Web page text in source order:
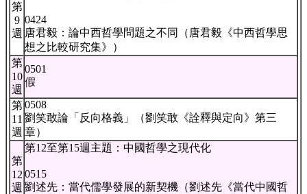
第
9
週
0424
唐君毅：論中西哲學問題之不同（唐君毅《中西哲學思
想之比較研究集》）
第
10
週
0501
假
第
11
週
0508
劉笑敢論「反向格義」（劉笑敢《詮釋與定向》第三
章）
第
12
週
第12至第15週主題：中國哲學之現代化
0515
劉述先：當代儒學發展的新契機（劉述先《當代中國哲